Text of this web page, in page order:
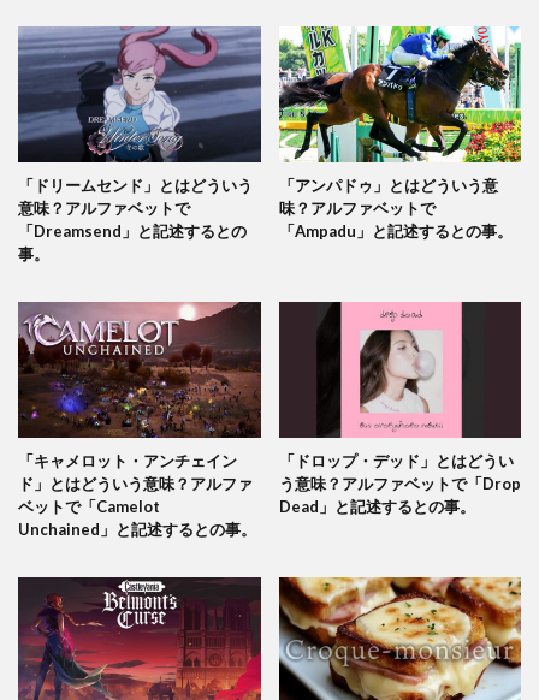
「ドリームセンド」とはどういう
意味？アルファベットで
「Dreamsend」と記述するとの
事。
「アンパドゥ」とはどういう意
味？アルファベットで
「Ampadu」と記述するとの事。
「キャメロット・アンチェイン
ド」とはどういう意味？アルファ
ベットで「Camelot
Unchained」と記述するとの事。
「ドロップ・デッド」とはどうい
う意味？アルファベットで「Drop
Dead」と記述するとの事。